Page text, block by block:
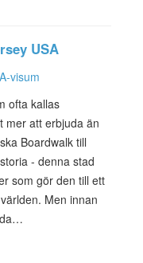
USA
visum
ofta kallas
mer att erbjuda än
Boardwalk till
- denna stad
som gör den till ett
Men innan